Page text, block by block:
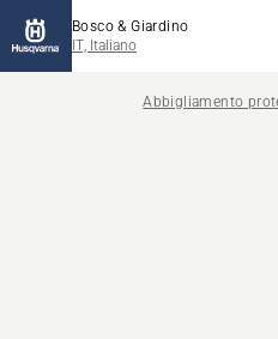
Bosco & Giardino
IT, Italiano
Abbigliamento